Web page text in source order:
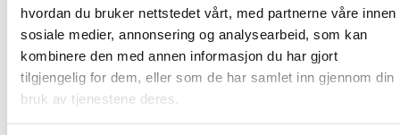
hvordan du bruker nettstedet vårt, med partnerne våre innen
sosiale medier, annonsering og analysearbeid, som kan
kombinere den med annen informasjon du har gjort
tilgjengelig for dem, eller som de har samlet inn gjennom din
bruk av tjenestene deres.
209kr inkl. mødre Velg alternativDette
produktet
flere
varianter.
Barn
Ullvott – Lys grå
209kr inkl. mødreVelg alternativDette